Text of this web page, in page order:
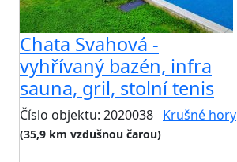
Chata Svahová -
vyhřívaný bazén, infra
sauna, gril, stolní tenis
Číslo objektu: 2020038 Krušné hory
(35,9 km vzdušnou čarou)